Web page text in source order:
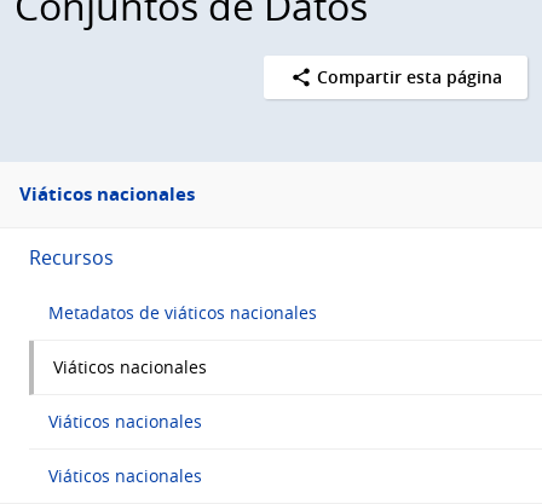
Compartir esta página
Menú
lateral
Viáticos nacionales
Recursos
Metadatos de viáticos nacionales
Viáticos nacionales
Viáticos nacionales
Viáticos nacionales